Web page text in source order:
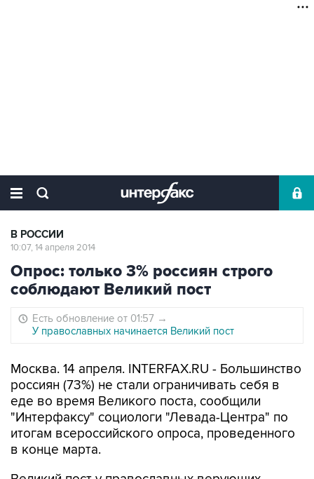
В РОССИИ
10:07, 14 апреля 2014
Опрос: только 3% россиян строго
соблюдают Великий пост
Есть обновление от 01:57 →
У православных начинается Великий пост
Москва. 14 апреля. INTERFAX.RU - Большинство
россиян (73%) не стали ограничивать себя в
еде во время Великого поста, сообщили
"Интерфаксу" социологи "Левада-Центра" по
итогам всероссийского опроса, проведенного
в конце марта.